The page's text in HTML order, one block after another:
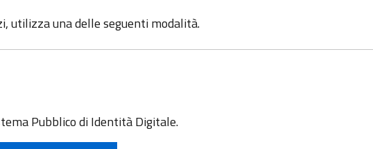
utilizza una delle seguenti modalità.
Pubblico di Identità Digitale.